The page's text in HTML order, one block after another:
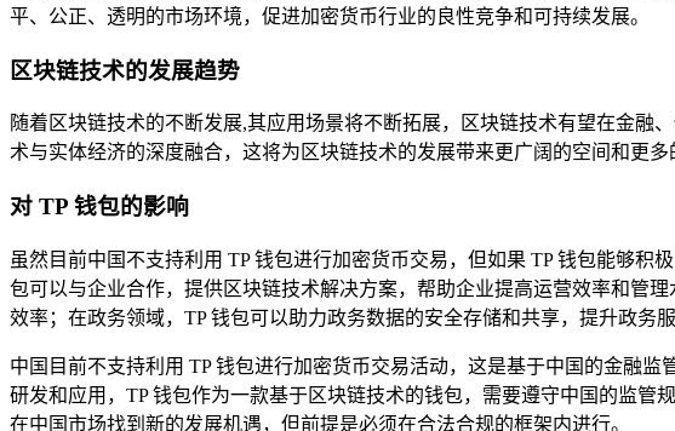
平、公正、透明的市场环境，促进加密货币行业的良性竞争和可持续发展。
区块链技术的发展趋势
随着区块链技术的不断发展,其应用场景将不断拓展，区块链技术有望在金融
术与实体经济的深度融合，这将为区块链技术的发展带来更广阔的空间和更多
对 TP 钱包的影响
虽然目前中国不支持利用 TP 钱包进行加密货币交易，但如果 TP 钱包能够
包可以与企业合作，提供区块链技术解决方案，帮助企业提高运营效率和管
效率；在政务领域，TP 钱包可以助力政务数据的安全存储和共享，提升政务
中国目前不支持利用 TP 钱包进行加密货币交易活动，这是基于中国的金融
研发和应用，TP 钱包作为一款基于区块链技术的钱包，需要遵守中国的监
在中国市场找到新的发展机遇，但前提是必须在合法合规的框架内进行。